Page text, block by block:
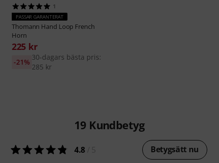
1
PASSAR GARANTERAT
Thomann Hand Loop French
Horn
225 kr
30-dagars bästa pris:
285 kr
-21%
19 Kundbetyg
4.8 Betygsätt nu